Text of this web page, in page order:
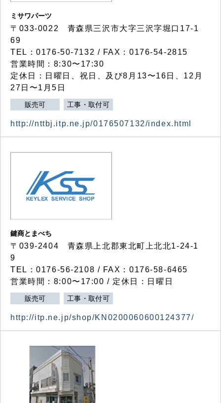
ミサワパーツ
〒033-0022 青森県三沢市大字三沢字堀口17-1
69
TEL：0176-50-7132 / FAX：0176-54-2815
営業時間：8:30〜17:30
定休日：日曜日、祝日、及び8月13〜16日、12月
27日〜1月5日
販売可 工事・取付可
http://nttbj.itp.ne.jp/0176507132/index.html
鍵商とまべち
〒039-2404 青森県上北郡東北町上北北1-24-1
9
TEL：0176-56-2108 / FAX：0176-58-6465
営業時間：8:00〜17:00 / 定休日：日曜日
販売可 工事・取付可
http://itp.ne.jp/shop/KN0200060600124377/